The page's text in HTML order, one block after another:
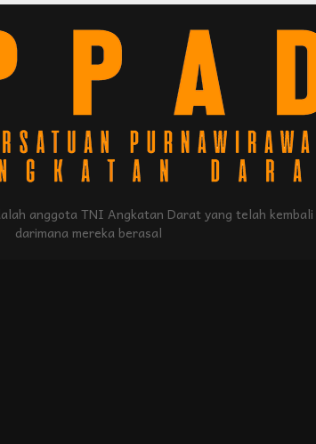
anggota TNI Angkatan Darat yang telah
darimana mereka berasal